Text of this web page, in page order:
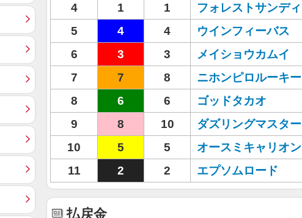
4
1 1 フォレストサンディ
5
4 4 ウインフィーバス
6
3 3 メイショウカムイ
7
7 8 ニホンピロルーキー
8
6 6 ゴッドタカオ
9
8 10 ダズリングマスター
10
5 5 オースミキャリオン
11
2 2 エプソムロード
払戻金